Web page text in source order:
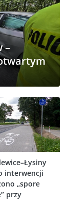
–
interwencji
„spore
przy